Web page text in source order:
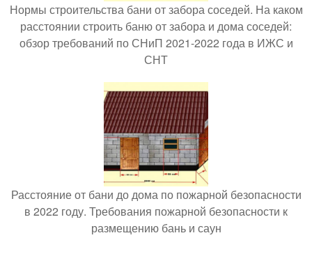
Нормы строительства бани от забора соседей. На каком
расстоянии строить баню от забора и дома соседей:
обзор требований по СНиП 2021-2022 года в ИЖС и
СНТ
Расстояние от бани до дома по пожарной безопасности
в 2022 году. Требования пожарной безопасности к
размещению бань и саун